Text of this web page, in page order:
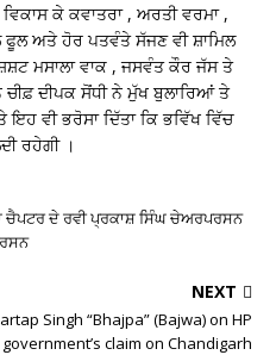
ਕੇ ਕਵਾਤਰਾ , ਅਰਤੀ ਵਰਮਾ ,
ਅਤੇ ਹੋਰ ਪਤਵੰਤੇ ਸੱਜਣ ਵੀ ਸ਼ਾਮਿਲ
ਮਸਾਲਾ ਵਾਕ , ਜਸਵੰਤ ਕੌਰ ਜੱਸ ਤੇ
ਦੀਪਕ ਸੋਂਧੀ ਨੇ ਮੁੱਖ ਬੁਲਾਰਿਆਂ ਤੇ
ਵੀ ਭਰੋਸਾ ਦਿੱਤਾ ਕਿ ਭਵਿੱਖ ਵਿੱਚ
ਰਹੇਗੀ ।
ਦੇ ਰਵੀ ਪ੍ਰਕਾਸ਼ ਸਿੰਘ ਚੇਅਰਪਰਸਨ
NEXT
Singh “Bhajpa” (Bajwa) on HP
claim on Chandigarh